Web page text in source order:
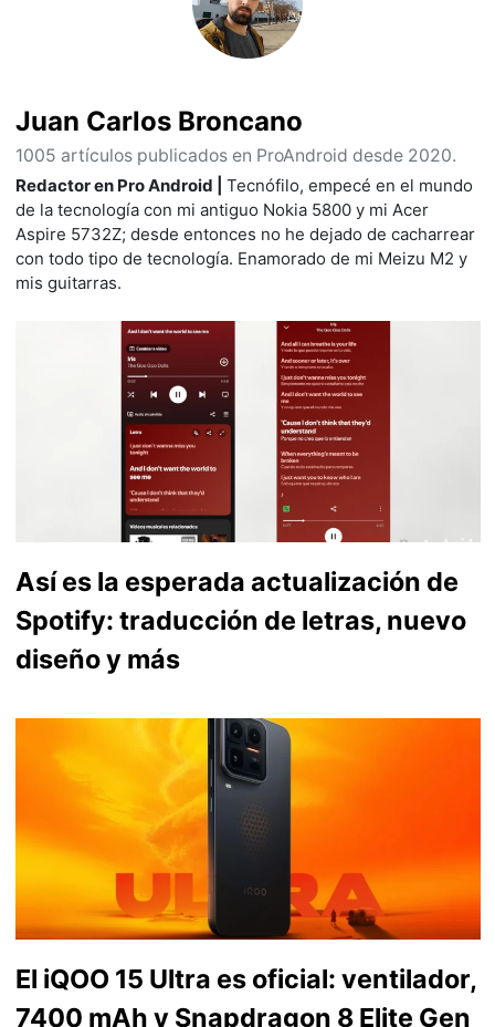
Juan Carlos Broncano
1005 artículos publicados en ProAndroid desde 2020.
Redactor en Pro Android | Tecnófilo, empecé en el mundo
de la tecnología con mi antiguo Nokia 5800 y mi Acer
Aspire 5732Z; desde entonces no he dejado de cacharrear
con todo tipo de tecnología. Enamorado de mi Meizu M2 y
mis guitarras.
Así es la esperada actualización de
Spotify: traducción de letras, nuevo
diseño y más
El iQOO 15 Ultra es oficial: ventilador,
7400 mAh y Snapdragon 8 Elite Gen